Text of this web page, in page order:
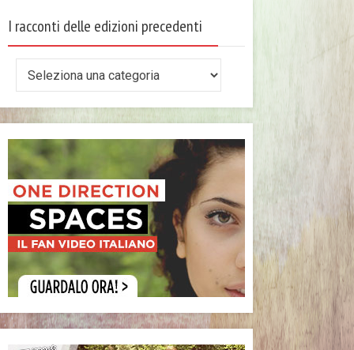
I racconti delle edizioni precedenti
delle
edizioni
precedenti